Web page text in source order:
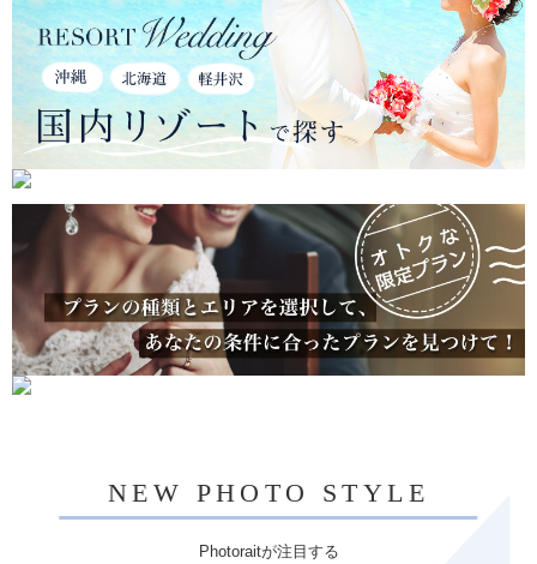
NEW PHOTO STYLE
Photoraitが注目する